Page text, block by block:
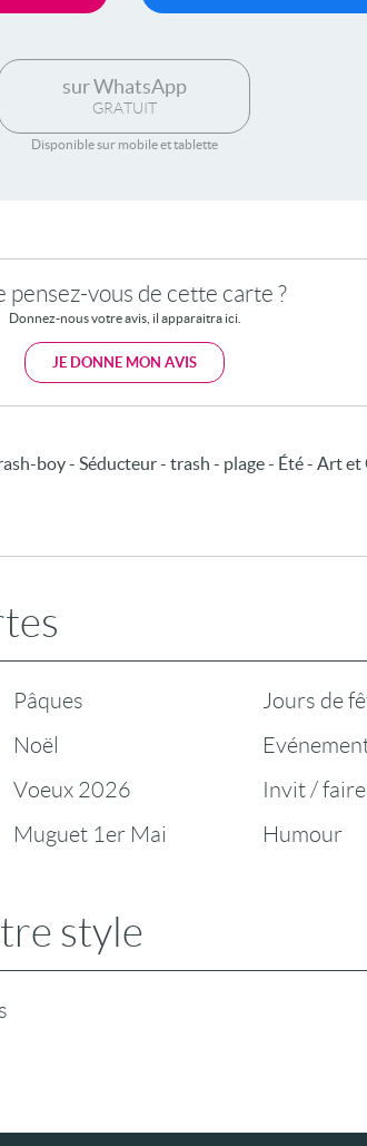
sur WhatsApp
GRATUIT
Disponible sur mobile et tablette
pensez-vous de cette carte ?
Donnez-nous votre avis, il apparaitra ici.
JE DONNE MON AVIS
boy - Séducteur - trash - plage - Été - Art
Pâques
Noël
Voeux 2026
Muguet 1er Mai
Jours de
Invit /
Humour
style